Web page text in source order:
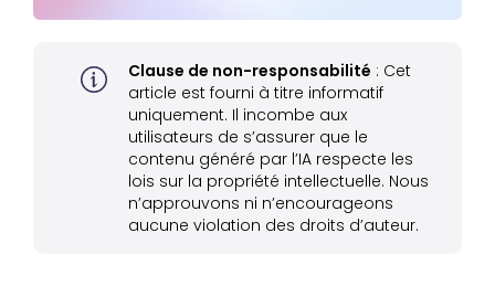
Clause de non-responsabilité : Cet
article est fourni à titre informatif
uniquement. Il incombe aux
utilisateurs de s’assurer que le
contenu généré par l’IA respecte les
lois sur la propriété intellectuelle. Nous
n’approuvons ni n’encourageons
aucune violation des droits d’auteur.